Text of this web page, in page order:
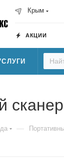
Крым
АКЦИИ
—